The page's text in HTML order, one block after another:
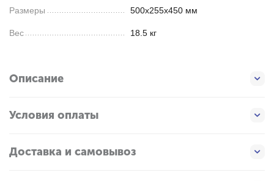
Размеры 500х255х450 мм
Вес 18.5 кг
Описание
Условия оплаты
Доставка и самовывоз